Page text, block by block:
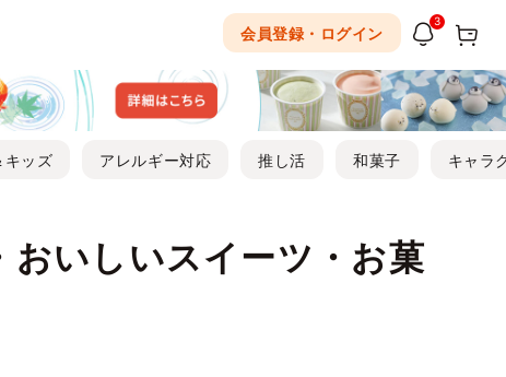
会員登録・ログイン
3
キッズ アレルギー対応 推し活 和菓子 キャラ
おいしいスイーツ・お菓